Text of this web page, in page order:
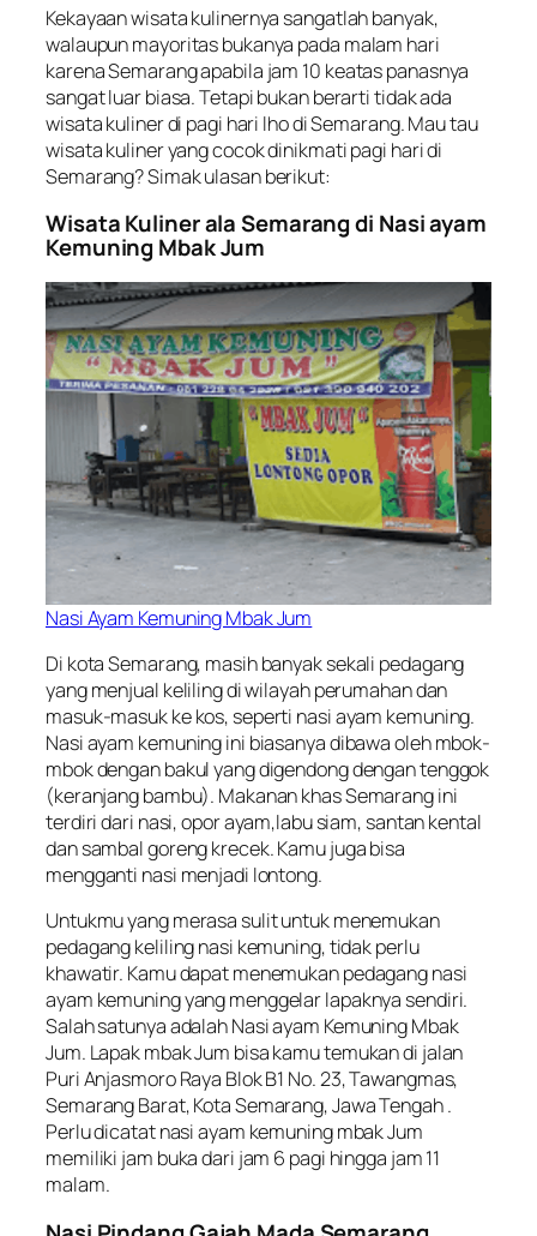
Kekayaan wisata kulinernya sangatlah banyak,
walaupun mayoritas bukanya pada malam hari
karena Semarang apabila jam 10 keatas panasnya
sangat luar biasa. Tetapi bukan berarti tidak ada
wisata kuliner di pagi hari lho di Semarang. Mau tau
wisata kuliner yang cocok dinikmati pagi hari di
Semarang? Simak ulasan berikut:
Wisata Kuliner ala Semarang di Nasi ayam
Kemuning Mbak Jum
Nasi Ayam Kemuning Mbak Jum
Di kota Semarang, masih banyak sekali pedagang
yang menjual keliling di wilayah perumahan dan
masuk-masuk ke kos, seperti nasi ayam kemuning.
Nasi ayam kemuning ini biasanya dibawa oleh mbok-
mbok dengan bakul yang digendong dengan tenggok
(keranjang bambu). Makanan khas Semarang ini
terdiri dari nasi, opor ayam,labu siam, santan kental
dan sambal goreng krecek. Kamu juga bisa
mengganti nasi menjadi lontong.
Untukmu yang merasa sulit untuk menemukan
pedagang keliling nasi kemuning, tidak perlu
khawatir. Kamu dapat menemukan pedagang nasi
ayam kemuning yang menggelar lapaknya sendiri.
Salah satunya adalah Nasi ayam Kemuning Mbak
Jum. Lapak mbak Jum bisa kamu temukan di jalan
Puri Anjasmoro Raya Blok B1 No. 23, Tawangmas,
Semarang Barat, Kota Semarang, Jawa Tengah .
Perlu dicatat nasi ayam kemuning mbak Jum
memiliki jam buka dari jam 6 pagi hingga jam 11
malam.